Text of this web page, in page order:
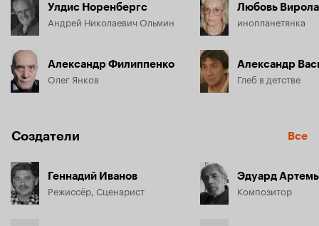
Улдис Норенбергс
Андрей Николаевич Ольмин
Александр Филиппенко
Олег Янков
Любовь
инопланетянка
Александр
Глеб в детстве
Создатели Все
Геннадий Иванов
Режиссёр, Сценарист
Эдуард
Композитор